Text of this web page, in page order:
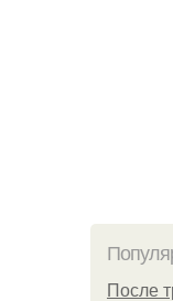
После